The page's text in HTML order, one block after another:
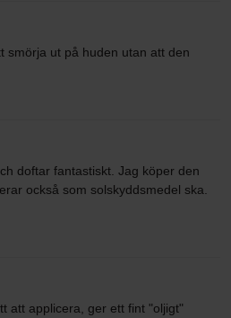
smörja ut på huden utan att den
doftar fantastiskt. Jag köper den
också som solskyddsmedel ska.
att applicera, ger ett fint "oljigt"